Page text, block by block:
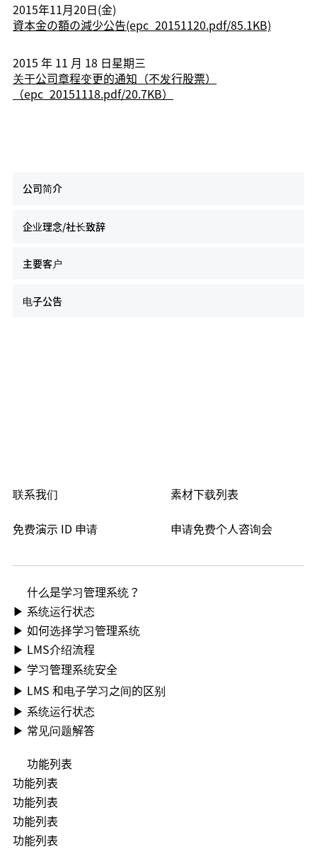
公司简介
企业理念/社长致辞
主要客户
电子公告
2015年11月20日(金)
資本金の額の減少公告(epc_20151120.pdf/85.1KB)
2015 年 11 月 18 日星期三
关于公司章程变更的通知（不发行股票）
（epc_20151118.pdf/20.7KB）
申请免费个人咨询会
免费演示 ID 申请
素材下载列表
联系我们
什么是学习管理系统？
▶ 系统运行状态
▶ 如何选择学习管理系统
▶ LMS介绍流程
▶ 学习管理系统安全
▶ LMS 和电子学习之间的区别
▶ 系统运行状态
▶ 常见问题解答
功能列表
功能列表
功能列表
功能列表
功能列表